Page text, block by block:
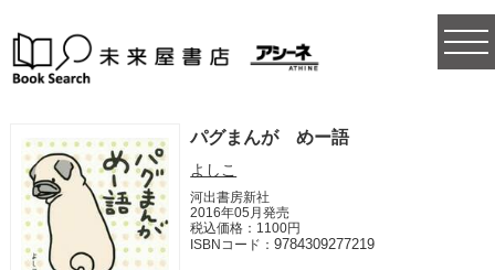
パグまんが めー語
よしこ
河出書房新社
2016年05月発売
税込価格：1100円
ISBNコード：9784309277219